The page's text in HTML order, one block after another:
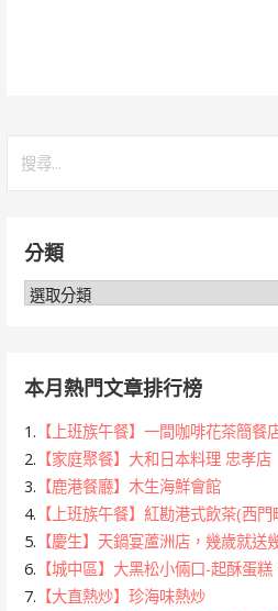
字:分類
分
本月熱門文章排行榜
1. 【上班族午餐】一間咖啡花茶簡餐
2. 【家庭聚餐】大和日本料理 忠孝店
3. 【鹿港餐廳】木生海鮮會館
4. 【上班族午餐】紅勘港式飲茶(西門
5. 【慶生】天鍋宴蘆洲店，幾歲就送
6. 【城中區】大黑松小倆口-起酥蛋
7. 【大直熱炒】珍海味熱炒